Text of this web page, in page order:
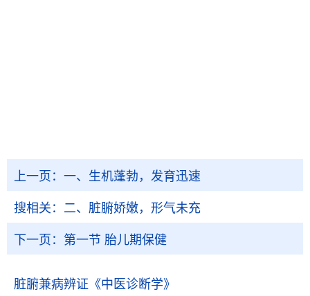
上一页： 一、生机蓬勃，发育迅速
搜相关： 二、脏腑娇嫩，形气未充
下一页： 第一节 胎儿期保健
脏腑兼病辨证 《中医诊断学》